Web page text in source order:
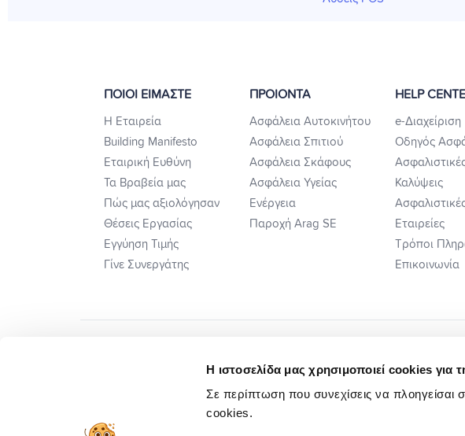
Η ιστοσελίδα μας χρησιμοποιεί cookies για
Σε περίπτωση που συνεχίσεις να πλοηγείσαι
cookies.
ΠΟΙΟΙ ΕΙΜΑΣΤΕ
Η Εταιρεία
Building Manifesto
Εταιρική Ευθύνη
Τα Βραβεία μας
Πώς μας αξιολόγησαν
Θέσεις Εργασίας
Εγγύηση Τιμής
Γίνε Συνεργάτης
ΠΡΟΙΟΝΤΑ
Ασφάλεια Αυτοκινήτου
Ασφάλεια Σπιτιού
Ασφάλεια Σκάφους
Ασφάλεια Υγείας
Ενέργεια
Παροχή Arag SE
HELP
e-Διαχείριση
Οδηγός
Καλύψεις
Εταιρείες
Τρόποι
Επικοινωνία